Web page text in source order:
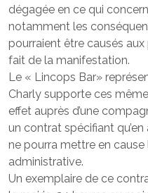
dégagée en ce qui
notamment les
pourraient être causés
fait de la manifestation.
Le « Lincops Bar»
Charly supporte ces
effet auprès d’une
un contrat spécifiant
ne pourra mettre en
administrative.
Un exemplaire de ce